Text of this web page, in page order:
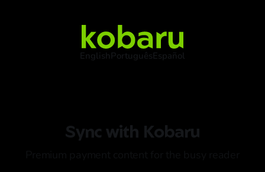
English PortuguêsEspañol
Sync with Kobaru